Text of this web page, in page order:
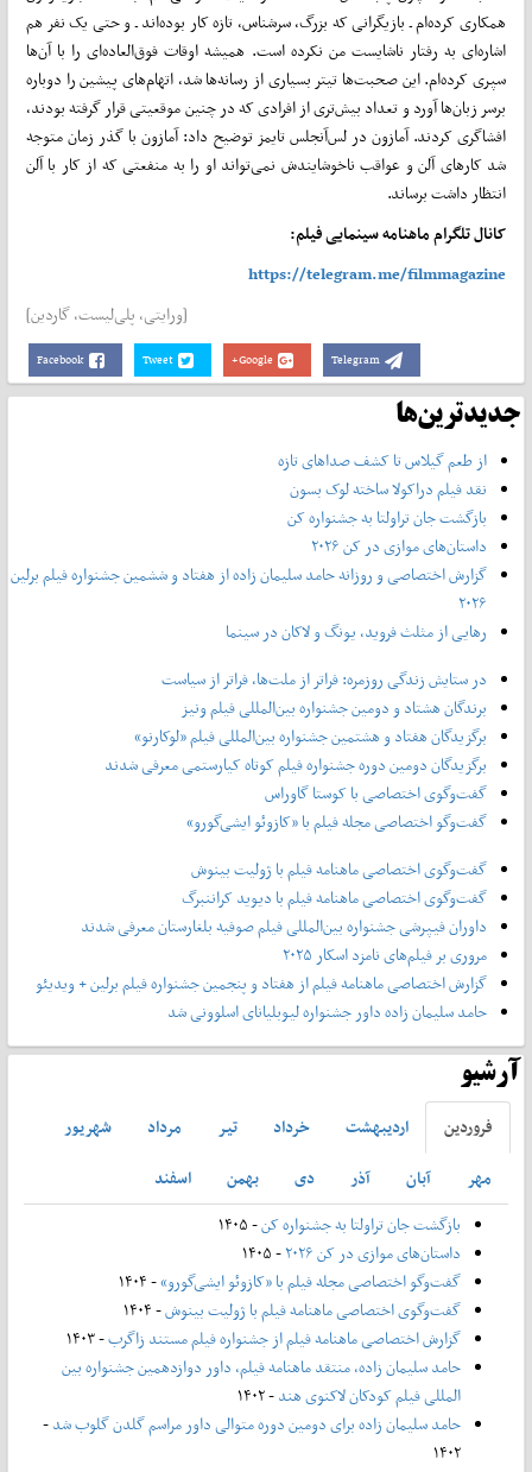
همکاری کرده‌ام ـ بازیگرانی که بزرگ، سرشناس، تازه کار بوده‌اند ـ و حتی یک نفر هم
اشاره‌ای به رفتار ناشایست من نکرده است. همیشه اوقات فوق‌العاده‌ای را با آن‌ها
سپری کرده‌ام. این صحبت‌ها تیتر بسیاری از رسانه‌ها شد، اتهام‌های پیشین را دوباره
برسر زبان‌ها آورد و تعداد بیش‌تری از افرادی که در چنین موقعیتی قرار گرفته بودند،
افشاگری کردند. آمازون در لس‌آنجلس تایمز توضیح داد:‌ آمازون با گذر زمان متوجه
شد کارهای آلن و عواقب ناخوشایندش نمی‌تواند او را به منفعتی که از کار با آلن
انتظار داشت برساند.
کانال تلگرام ماهنامه سینمایی فیلم:
https://telegram.me/filmmagazine
[ورایتی، پلی‌لیست، گاردین]
Facebook Tweet Google+ Telegram
جدیدترین‌ها
از طعم گیلاس تا کشف صداهای تازه
نقد فیلم دراکولا ساخته لوک بسون
بازگشت جان تراولتا به جشنواره کن
داستان‌های موازی در کن ۲۰۲۶
گزارش اختصاصی و روزانه حامد سلیمان زاده از هفتاد و‌ ششمین جشنواره فیلم برلین
۲۰۲۶
رهایی از مثلث فروید، یونگ و لاکان در سینما
در ستایش زندگی روزمره: فراتر از ملت‌ها، فراتر از سیاست
برندگان هشتاد و دومین جشنواره بین‌المللی فیلم ونیز
برگزیدگان هفتاد و هشتمین جشنواره بین‌المللی فیلم «لوکارنو»
برگزیدگان دومین دوره جشنواره فیلم کوتاه کیارستمی معرفی شدند
گفت‌وگوی اختصاصی با کوستا گاوراس
گفت‌وگو اختصاصی مجله فیلم با «کازوئو ایشی‌گورو»
گفت‌وگوی اختصاصی ماهنامه فیلم با ژولیت بینوش
گفت‌وگوی اختصاصی ماهنامه فیلم با دیوید کراننبرگ
داوران فیپرشی جشنواره بین‌المللی فیلم صوفیه بلغارستان معرفی شدند
مروری بر فیلم‌های نامزد اسکار ۲۰۲۵
گزارش اختصاصی ماهنامه فیلم از هفتاد و پنجمین جشنواره فیلم برلین + ویدیئو
حامد سلیمان زاده داور جشنواره لیوبلیانای اسلوونی شد
آرشیو
فروردين ارديبهشت خرداد تير مرداد
شهريور
مهر
آبان آذر دی بهمن
اسفند
بازگشت جان تراولتا به جشنواره کن- ۱۴۰۵
داستان‌های موازی در کن ۲۰۲۶
- ۱۴۰۵
گفت‌وگو اختصاصی مجله فیلم با «کازوئو ایشی‌گورو»- ۱۴۰۴
گفت‌وگوی اختصاصی ماهنامه فیلم با ژولیت بینوش- ۱۴۰۴
گزارش اختصاصی ماهنامه فیلم از جشنواره فیلم مستند زاگرب- ۱۴۰۳
حامد سلیمان زاده، منتقد ماهنامه فیلم، داور دوازدهمین جشنواره بین
المللی فیلم کودکان لاکنوی هند- ۱۴۰۲
حامد سلیمان زاده برای دومین دوره متوالی داور مراسم گلدن گلوب شد-
۱۴۰۲